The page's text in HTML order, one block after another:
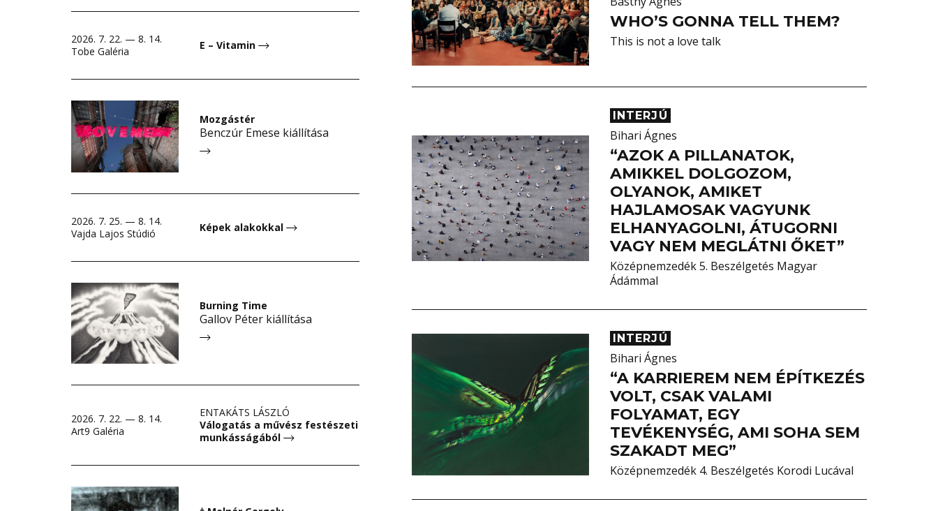
2026. 7. 22. — 8. 14.
Tobe Galéria
E – Vitamin
Mozgástér
Benczúr Emese kiállítása
2026. 7. 25. — 8. 14.
Vajda Lajos Stúdió
Képek alakokkal
Burning Time
Gallov Péter kiállítása
2026. 7. 22. — 8. 14.
Art9 Galéria
ENTAKÁTS LÁSZLÓ
Válogatás a művész festészeti
munkásságából
WHO’S GONNA TELL THEM?
This is not a love talk
INTERJÚ
Bihari Ágnes
“AZOK A PILLANATOK,
AMIKKEL DOLGOZOM,
OLYANOK, AMIKET
HAJLAMOSAK VAGYUNK
ELHANYAGOLNI, ÁTUGORNI
VAGY NEM MEGLÁTNI ŐKET”
Középnemzedék 5. Beszélgetés Magyar
Ádámmal
INTERJÚ
Bihari Ágnes
“A KARRIEREM NEM ÉPÍTKEZÉS
VOLT, CSAK VALAMI
FOLYAMAT, EGY
TEVÉKENYSÉG, AMI SOHA SEM
SZAKADT MEG”
Középnemzedék 4. Beszélgetés Korodi Lucával